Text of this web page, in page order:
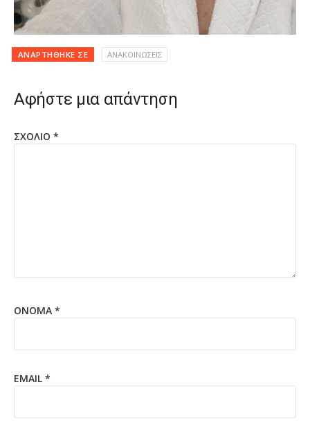
ΑΝΑΡΤΉΘΗΚΕ ΣΕ ΑΝΑΚΟΙΝΩΣΕΙΣ
Αφήστε μια απάντηση
ΣΧΌΛΙΟ *
ΌΝΟΜΑ *
EMAIL *